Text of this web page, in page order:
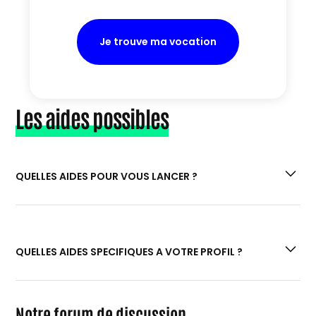
Je trouve ma vocation
Les aides possibles
QUELLES AIDES POUR VOUS LANCER ?
financières :“Quels prêts et aides
entreprise ?”
QUELLES AIDES SPECIFIQUES A VOTRE PROFIL ?
Si vous avez entre 16 et 30 ans :